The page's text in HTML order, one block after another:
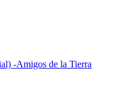
-Amigos de la Tierra